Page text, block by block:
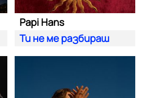
Papi Hans
Ти не ме разбираш